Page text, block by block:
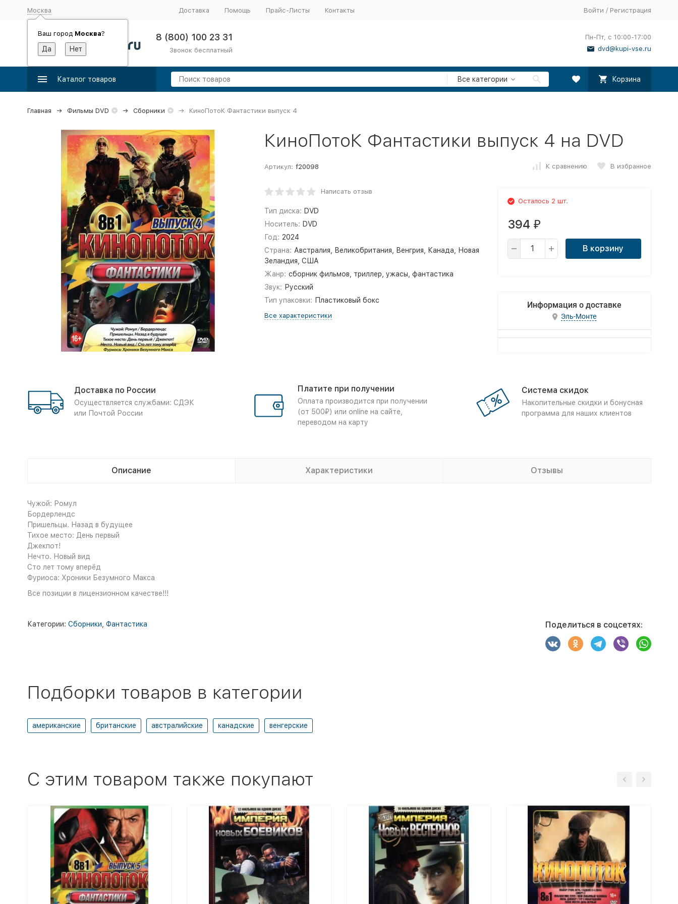
Москва
Ваш город Москва?
Доставка Помощь Прайс-Листы Контакты Войти / Регистрация
8 (800) 100 23 31
Звонок бесплатный
Пн-Пт, с 10:00-17:00
dvd@kupi-vse.ru
Каталог товаров Все категории Корзина
Главная Фильмы DVD Сборники КиноПотоК Фантастики выпуск 4
КиноПотоК Фантастики выпуск 4 на DVD
Артикул: f20098 К сравнению В избранное
Написать отзыв
Тип диска: DVD
Носитель: DVD
Год: 2024
Страна: Австралия, Великобритания, Венгрия, Канада, Новая
Зеландия, США
Жанр: сборник фильмов, триллер, ужасы, фантастика
Звук: Русский
Тип упаковки: Пластиковый бокс
Все характеристики
Осталось 2 шт.
394 ₽
В корзину
Информация о доставке
Эль-Монте
Доставка по России
Осуществляется службами: СДЭК
или Почтой России
Платите при получении
Оплата производится при получении
(от 500₽) или online на сайте,
переводом на карту
Система скидок
Накопительные скидки и бонусная
программа для наших клиентов
Описание Характеристики Отзывы
Чужой: Ромул
Бордерлендс
Пришельцы. Назад в будущее
Тихое место: День первый
Джекпот!
Нечто. Новый вид
Сто лет тому вперёд
Фуриоса: Хроники Безумного Макса
Все позиции в лицензионном качестве!!!
Категории: Сборники Фантастика Поделиться в соцсетях:
Подборки товаров в категории
американские британские австралийские канадские венгерские
C этим товаром также покупают